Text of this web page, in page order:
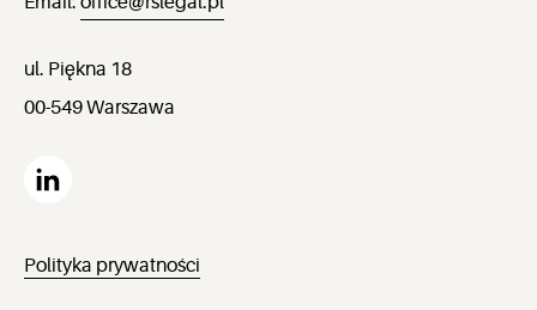
ul. Piękna 18
00-549 Warszawa
Polityka prywatności